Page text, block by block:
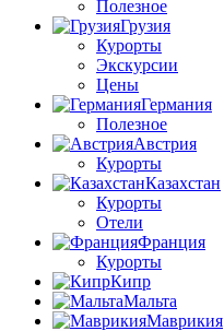
Полезное
Грузия
Курорты
Экскурсии
Цены
Германия
Полезное
Австрия
Курорты
Казахстан
Курорты
Отели
Франция
Курорты
Кипр
Мальта
Маврикия